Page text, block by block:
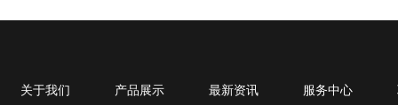
关于我们 产品展示 最新资讯 服务中心